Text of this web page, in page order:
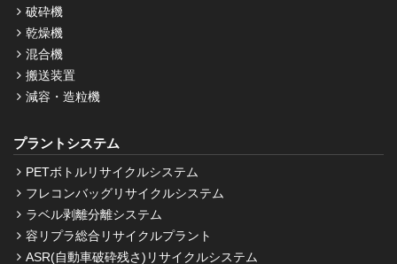
破砕機
乾燥機
混合機
搬送装置
減容・造粒機
プラントシステム
PETボトルリサイクルシステム
フレコンバッグリサイクルシステム
ラベル剥離分離システム
容リプラ総合リサイクルプラント
ASR(自動車破砕残さ)リサイクルシステム